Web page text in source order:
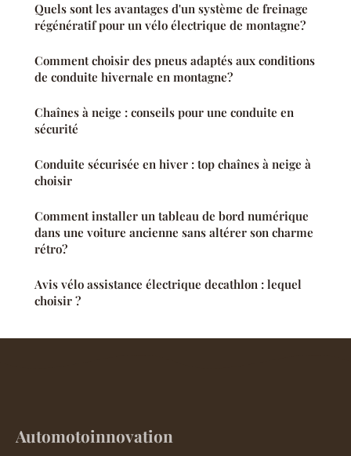
Quels sont les avantages d'un système de freinage
régénératif pour un vélo électrique de montagne?
Comment choisir des pneus adaptés aux conditions
de conduite hivernale en montagne?
Chaînes à neige : conseils pour une conduite en
sécurité
Conduite sécurisée en hiver : top chaînes à neige à
choisir
Comment installer un tableau de bord numérique
dans une voiture ancienne sans altérer son charme
rétro?
Avis vélo assistance électrique decathlon : lequel
choisir ?
Automotoinnovation